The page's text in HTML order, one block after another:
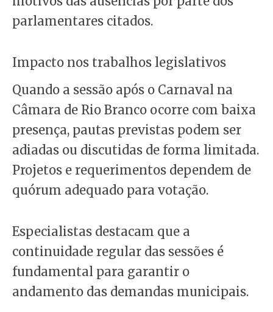
parlamentares citados.
Impacto nos trabalhos legislativos
Quando a sessão após o Carnaval na
Câmara de Rio Branco ocorre com baixa
presença, pautas previstas podem ser
adiadas ou discutidas de forma limitada.
Projetos e requerimentos dependem de
quórum adequado para votação.
Especialistas destacam que a
continuidade regular das sessões é
fundamental para garantir o
andamento das demandas municipais.